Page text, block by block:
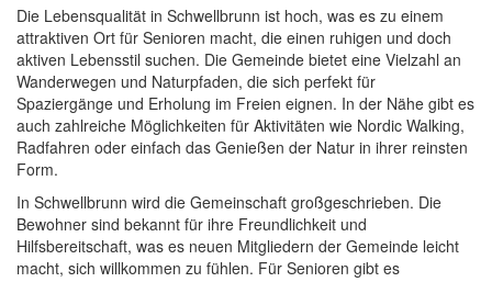
Die Lebensqualität in Schwellbrunn ist hoch, was es zu einem
attraktiven Ort für Senioren macht, die einen ruhigen und doch
aktiven Lebensstil suchen. Die Gemeinde bietet eine Vielzahl an
Wanderwegen und Naturpfaden, die sich perfekt für
Spaziergänge und Erholung im Freien eignen. In der Nähe gibt es
auch zahlreiche Möglichkeiten für Aktivitäten wie Nordic Walking,
Radfahren oder einfach das Genießen der Natur in ihrer reinsten
Form.
In Schwellbrunn wird die Gemeinschaft großgeschrieben. Die
Bewohner sind bekannt für ihre Freundlichkeit und
Hilfsbereitschaft, was es neuen Mitgliedern der Gemeinde leicht
macht, sich willkommen zu fühlen. Für Senioren gibt es